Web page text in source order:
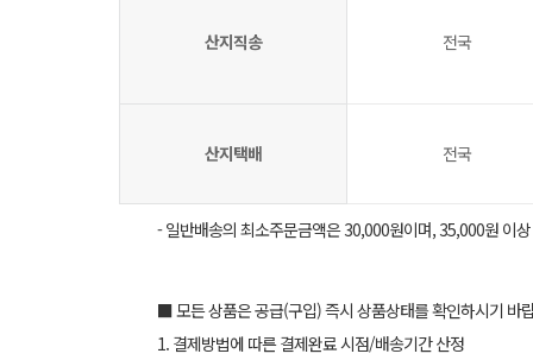
산지직송 전국
산지택배 전국
- 일반배송의 최소주문금액은 30,000원이며, 35,000원 이
■ 모든 상품은 공급(구입) 즉시 상품상태를 확인하시기 바
1. 결제방법에 따른 결제완료 시점/배송기간 산정